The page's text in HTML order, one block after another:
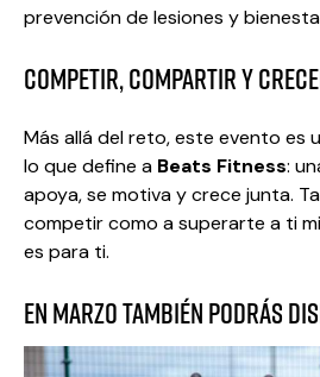
prevención de lesiones y
Competir, compartir y
Más allá del reto, este evento es
lo que define a Beats Fitness:
apoya, se motiva y crece junta.
competir como a superarte a ti
es para ti.
En marzo también podrás